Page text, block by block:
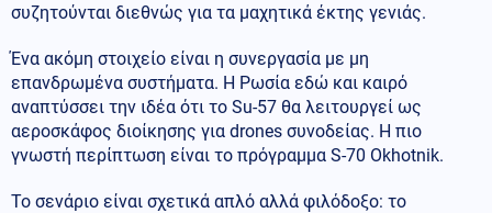
συζητούνται διεθνώς για τα μαχητικά έκτης γενιάς.
Ένα ακόμη στοιχείο είναι η συνεργασία με μη
επανδρωμένα συστήματα. Η Ρωσία εδώ και καιρό
αναπτύσσει την ιδέα ότι το Su-57 θα λειτουργεί ως
αεροσκάφος διοίκησης για drones συνοδείας. Η πιο
γνωστή περίπτωση είναι το πρόγραμμα S-70 Okhotnik.
Το σενάριο είναι σχετικά απλό αλλά φιλόδοξο: το